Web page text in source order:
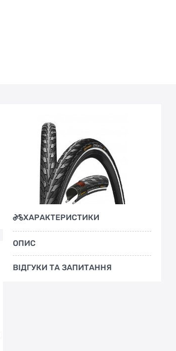
ХАРАКТЕРИСТИКИ
ОПИС
ВІДГУКИ ТА ЗАПИТАННЯ